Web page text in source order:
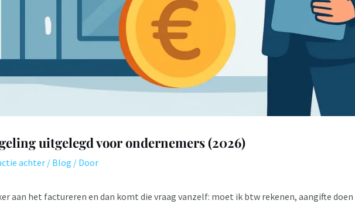
uitgelegd voor ondernemers (2026)
achter / Blog / Door
aan het factureren en dan komt die vraag vanzelf: moet ik btw rekenen, aangifte